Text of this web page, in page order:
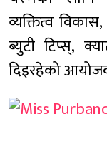
व्यक्तित्व
ब्युटी टिप्स्,
दिइरहेको